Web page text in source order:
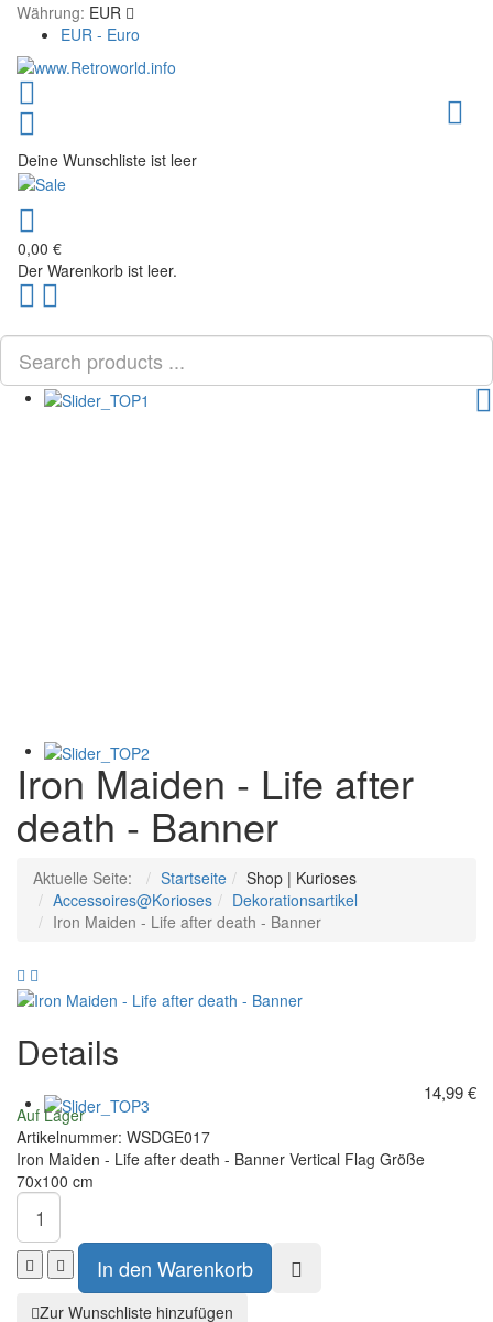
Währung: EUR
EUR - Euro
Deine Wunschliste ist leer
0,00 €
Der Warenkorb ist leer.
Scroll
to
Top
PLG_SYSTEM_VPFRAMEWORK_SCROLL_TO_BOTTOM
Iron Maiden - Life after
death - Banner
Aktuelle Seite: Startseite
Shop | Kurioses
Accessoires@Korioses
Dekorationsartikel
Iron Maiden - Life after death - Banner
Iron
Maiden-
Beast
on
Road
A5
Notizbuch
mit
Projektor
Stift
der
Einkaufstasche:
cm
Details
14,99 €
Auf Lager
Artikelnummer: WSDGE017
Iron Maiden - Life after death - Banner Vertical Flag Größe
70x100 cm
Zur Wunschliste hinzufügen